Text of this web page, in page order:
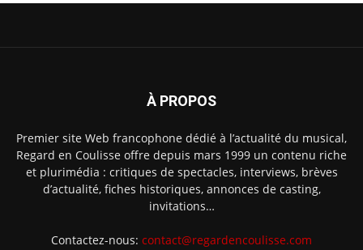
À PROPOS
Premier site Web francophone dédié à l’actualité du musical,
Regard en Coulisse offre depuis mars 1999 un contenu riche
et plurimédia : critiques de spectacles, interviews, brèves
d’actualité, fiches historiques, annonces de casting,
invitations…
Contactez-nous: contact@regardencoulisse.com